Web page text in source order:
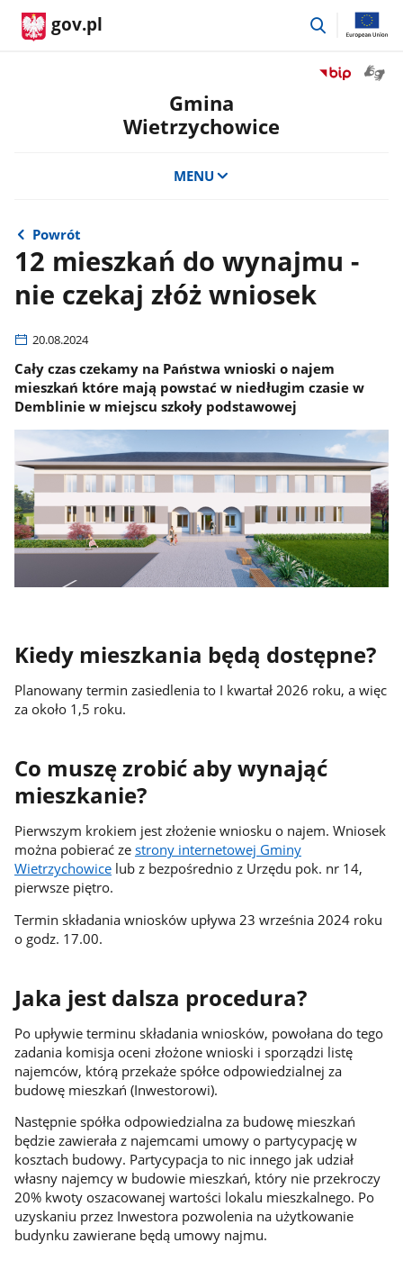
gov.pl
przejdź
Przejdź
Gmina
Wietrzychowice
MENU
Powrót
12 mieszkań do wynajmu -
nie czekaj złóż wniosek
20.08.2024
Cały czas czekamy na Państwa wnioski o najem
mieszkań które mają powstać w niedługim czasie w
Demblinie w miejscu szkoły podstawowej
Kiedy mieszkania będą dostępne?
Planowany termin zasiedlenia to I kwartał 2026 roku, a więc
za około 1,5 roku.
Co muszę zrobić aby wynająć
mieszkanie?
Pierwszym krokiem jest złożenie wniosku o najem. Wniosek
można pobierać ze strony internetowej Gminy
Wietrzychowicelub z bezpośrednio z Urzędu pok. nr 14,
pierwsze piętro.
Termin składania wniosków upływa 23 września 2024 roku
o godz. 17.00.
Jaka jest dalsza procedura?
Po upływie terminu składania wniosków, powołana do tego
zadania komisja oceni złożone wnioski i sporządzi listę
najemców, którą przekaże spółce odpowiedzialnej za
budowę mieszkań (Inwestorowi).
Następnie spółka odpowiedzialna za budowę mieszkań
będzie zawierała z najemcami umowy o partycypację w
kosztach budowy. Partycypacja to nic innego jak udział
własny najemcy w budowie mieszkań, który nie przekroczy
20% kwoty oszacowanej wartości lokalu mieszkalnego. Po
uzyskaniu przez Inwestora pozwolenia na użytkowanie
budynku zawierane będą umowy najmu.